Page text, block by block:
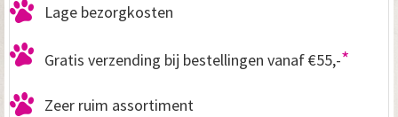
Lage bezorgkosten
Gratis verzending bij bestellingen vanaf €55,-*
Zeer ruim assortiment